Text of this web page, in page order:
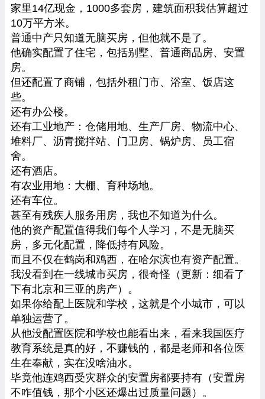
家里14亿现金，1000多套房，建筑面积我估算超过
10万平方米。
普通中产只知道无脑买房，但他就不是了。
他确实配置了住宅，包括别墅、普通商品房、安置
房。
但还配置了商铺，包括外租门市、浴室、饭店这
些。
还有办公楼。
还有工业地产：仓储用地、生产厂房、物流中心、
堆料厂、沥青搅拌站、门卫房、锅炉房、员工宿
舍。
还有酒店。
有农业用地：大棚、育种场地。
还有车位。
甚至有残疾人服务用房，我也不知道为什么。
他的资产配置值得我们每个人学习，不是无脑买
房，多元化配置，降低持有风险。
而且不仅在鹤岗和鸡西，在哈尔滨也有资产配置。
我没看到在一线城市买房，很奇怪（更新：细看了
下有北京和三亚的房产）。
如果你给配上医院和学校，这就是个小城市，可以
单独运营了。
从他没配置医院和学校也能看出来，看来我国医疗
教育系统是真的好，不赚钱的，都是老师和各位医
生在奉献，实在没啥油水。
毕竟他连鸡西受灾群众的安置房都要持有（安置房
不咋值钱，那个小区还爆出过质量问题）。